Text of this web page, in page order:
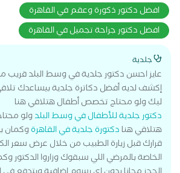
افضل دكتور ذكورة وعقم في القاهرة
افضل دكتور جراحة تجميل في القاهرة
جلدية
عايز احسن دكتور جلدية في وسط البلد قريب
إكشف لديه أفضل دكاترة جلدية بيساعدك
ليك ولو محتاج تخصص أطفال هتلاقي هنا
دكتور جلدية للأطفال في وسط البلدولو
هتلاقي هنا دكتورة جلدية في القاهرةوكمان
قرارك قبل زيارة الطبيب من خلال عرض سعر
الخاصة بالمرضي اللي سبقوك وزاروا الدكتور